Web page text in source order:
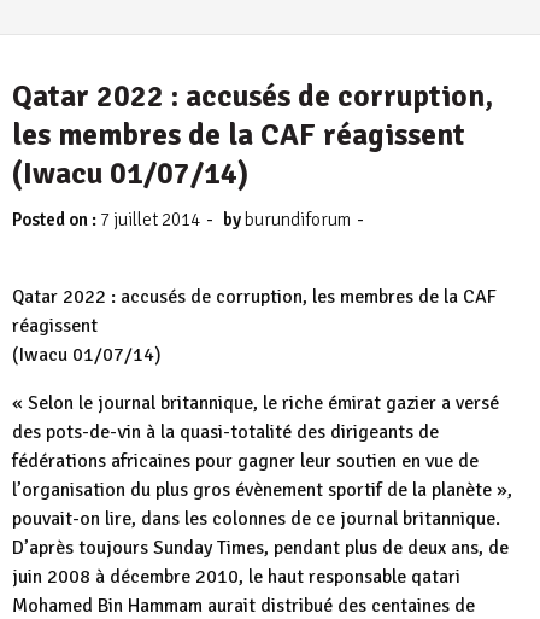
Qatar 2022 : accusés de corruption,
les membres de la CAF réagissent
(Iwacu 01/07/14)
Posted on : 7 juillet 2014 - by burundiforum -
Qatar 2022 : accusés de corruption, les membres de la CAF
réagissent
(Iwacu 01/07/14)
« Selon le journal britannique, le riche émirat gazier a versé
des pots-de-vin à la quasi-totalité des dirigeants de
fédérations africaines pour gagner leur soutien en vue de
l’organisation du plus gros évènement sportif de la planète »,
pouvait-on lire, dans les colonnes de ce journal britannique.
D’après toujours Sunday Times, pendant plus de deux ans, de
juin 2008 à décembre 2010, le haut responsable qatari
Mohamed Bin Hammam aurait distribué des centaines de